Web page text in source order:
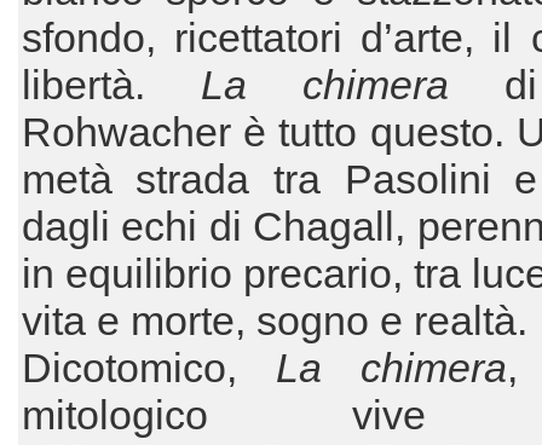
sfondo, ricettatori d’arte, il
libertà. La chimera
Rohwacher è tutto questo.
metà strada tra Pasolini
dagli echi di Chagall,
in equilibrio precario, tra
vita e morte, sogno e realtà.
Dicotomico, La chimera,
mitologico vive